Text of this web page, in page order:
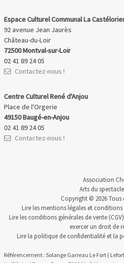
Espace Culturel Communal La
92 avenue Jean Jaurès
Château-du-Loir
72500 Montval-sur-Loir
02 41 89 24 05
Contactez-nous !
Centre Culturel René d'Anjou
Place de l'Orgerie
49150 Baugé-en-Anjou
02 41 89 24 05
Contactez-nous !
Association
Arts du
Copyright © 2026 Tous
Lire lesmentions légales et
Lire les conditions générales de vente
exercer un droit de
Lire la politique de confidentialitéet la
Référencement : Solange Garreau Le Fort (